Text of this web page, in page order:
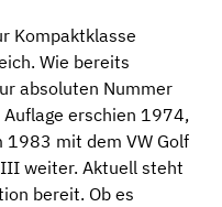
Kompaktklasse
Wie bereits
absoluten Nummer
erschien 1974,
1983 mit dem VW Golf
weiter. Aktuell steht
bereit. Ob es